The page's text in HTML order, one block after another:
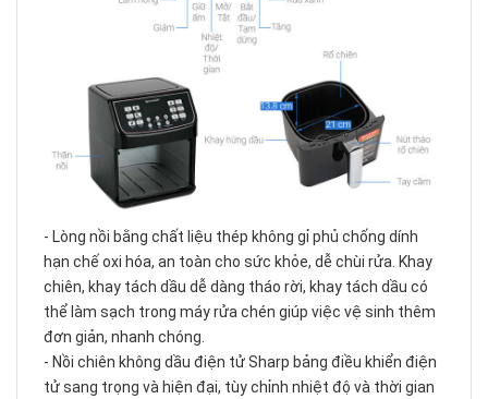
- Lòng nồi bằng chất liệu thép không gỉ phủ chống dính
hạn chế oxi hóa, an toàn cho sức khỏe, dễ chùi rửa. Khay
chiên, khay tách dầu dễ dàng tháo rời, khay tách dầu có
thể làm sạch trong máy rửa chén giúp việc vệ sinh thêm
đơn giản, nhanh chóng.
- Nồi chiên không dầu điện tử Sharp bảng điều khiển điện
tử sang trọng và hiện đại, tùy chỉnh nhiệt độ và thời gian